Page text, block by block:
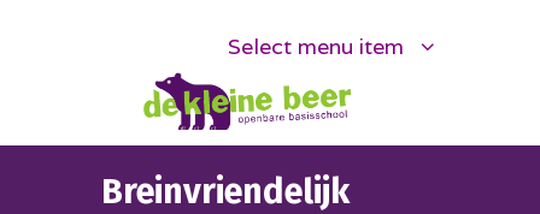
Select menu item
Breinvriendelijk